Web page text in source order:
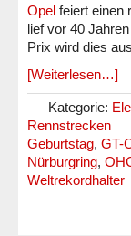
Opel feiert einen
lief vor 40
Prix wird dies
[Weiterlesen…]
Kategorie:
Rennstrecken
Geburtstag, GT-
Nürburgring,
Weltrekordhalter